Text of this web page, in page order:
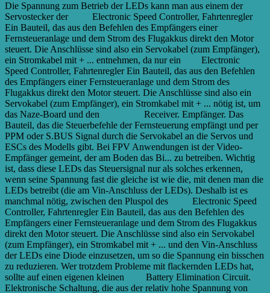
Die Spannung zum Betrieb der LEDs kann man aus einem der
Servostecker der
Electronic Speed Controller, Fahrtenregler
Ein Bauteil, das aus den Befehlen des Empfängers einer
Fernsteueranlage und dem Strom des Flugakkus direkt den Motor
steuert. Die Anschlüsse sind also ein Servokabel (zum Empfänger),
ein Stromkabel mit + ... entnehmen, da nur ein
Electronic
Speed Controller, Fahrtenregler Ein Bauteil, das aus den Befehlen
des Empfängers einer Fernsteueranlage und dem Strom des
Flugakkus direkt den Motor steuert. Die Anschlüsse sind also ein
Servokabel (zum Empfänger), ein Stromkabel mit + ... nötig ist, um
das Naze-Board und den
Receiver. Empfänger. Das
Bauteil, das die Steuerbefehle der Fernsteuerung empfängt und per
PPM oder S.BUS Signal durch die Servokabel an die Servos und
ESCs des Modells gibt. Bei FPV Anwendungen ist der Video-
Empfänger gemeint, der am Boden das Bi... zu betreiben. Wichtig
ist, dass diese LEDs das Steuersignal nur als solches erkennen,
wenn seine Spannung fast die gleiche ist wie die, mit denen man die
LEDs betreibt (die am Vin-Anschluss der LEDs). Deshalb ist es
manchmal nötig, zwischen den Pluspol des
Electronic Speed
Controller, Fahrtenregler Ein Bauteil, das aus den Befehlen des
Empfängers einer Fernsteueranlage und dem Strom des Flugakkus
direkt den Motor steuert. Die Anschlüsse sind also ein Servokabel
(zum Empfänger), ein Stromkabel mit + ... und den Vin-Anschluss
der LEDs eine Diode einzusetzen, um so die Spannung ein bisschen
zu reduzieren. Wer trotzdem Probleme mit flackernden LEDs hat,
sollte auf einen eigenen kleinen
Battery Elimination Circuit.
Elektronische Schaltung, die aus der relativ hohe Spannung von